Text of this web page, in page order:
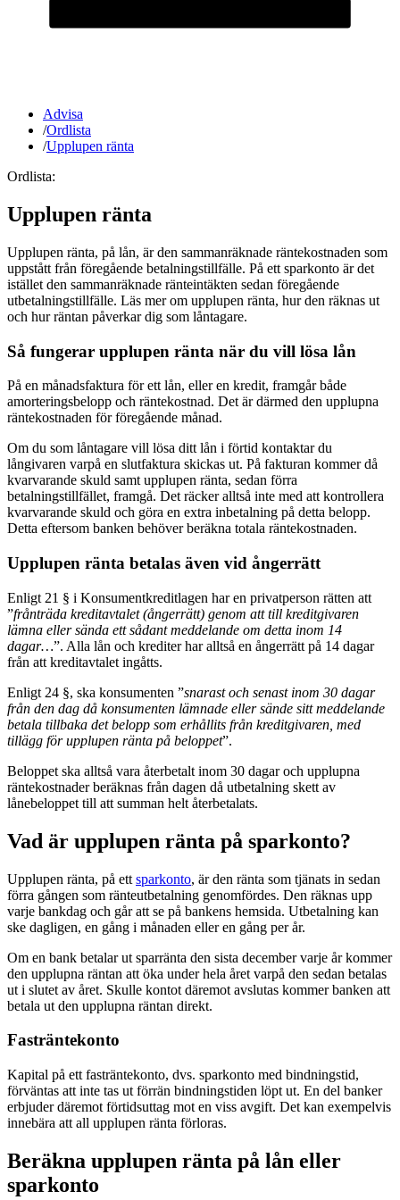
Advisa
/Ordlista
/Upplupen ränta
Ordlista:
Upplupen ränta
Upplupen ränta, på lån, är den sammanräknade räntekostnaden som
uppstått från föregående betalningstillfälle. På ett sparkonto är det
istället den sammanräknade ränteintäkten sedan föregående
utbetalningstillfälle. Läs mer om upplupen ränta, hur den räknas ut
och hur räntan påverkar dig som låntagare.
Så fungerar upplupen ränta när du vill lösa lån
På en månadsfaktura för ett lån, eller en kredit, framgår både
amorteringsbelopp och räntekostnad. Det är därmed den upplupna
räntekostnaden för föregående månad.
Om du som låntagare vill lösa ditt lån i förtid kontaktar du
långivaren varpå en slutfaktura skickas ut. På fakturan kommer då
kvarvarande skuld samt upplupen ränta, sedan förra
betalningstillfället, framgå. Det räcker alltså inte med att kontrollera
kvarvarande skuld och göra en extra inbetalning på detta belopp.
Detta eftersom banken behöver beräkna totala räntekostnaden.
Upplupen ränta betalas även vid ångerrätt
Enligt 21 § i Konsumentkreditlagen har en privatperson rätten att
”frånträda kreditavtalet (ångerrätt) genom att till kreditgivaren
lämna eller sända ett sådant meddelande om detta inom 14
dagar…”. Alla lån och krediter har alltså en ångerrätt på 14 dagar
från att kreditavtalet ingåtts.
Enligt 24 §, ska konsumenten ”snarast och senast inom 30 dagar
från den dag då konsumenten lämnade eller sände sitt meddelande
betala tillbaka det belopp som erhållits från kreditgivaren, med
tillägg för upplupen ränta på beloppet”.
Beloppet ska alltså vara återbetalt inom 30 dagar och upplupna
räntekostnader beräknas från dagen då utbetalning skett av
lånebeloppet till att summan helt återbetalats.
Vad är upplupen ränta på sparkonto?
Upplupen ränta, på ett sparkonto, är den ränta som tjänats in sedan
förra gången som ränteutbetalning genomfördes. Den räknas upp
varje bankdag och går att se på bankens hemsida. Utbetalning kan
ske dagligen, en gång i månaden eller en gång per år.
Om en bank betalar ut sparränta den sista december varje år kommer
den upplupna räntan att öka under hela året varpå den sedan betalas
ut i slutet av året. Skulle kontot däremot avslutas kommer banken att
betala ut den upplupna räntan direkt.
Fasträntekonto
Kapital på ett fasträntekonto, dvs. sparkonto med bindningstid,
förväntas att inte tas ut förrän bindningstiden löpt ut. En del banker
erbjuder däremot förtidsuttag mot en viss avgift. Det kan exempelvis
innebära att all upplupen ränta förloras.
Beräkna upplupen ränta på lån eller
sparkonto